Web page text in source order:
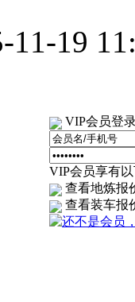
11-19
VIP会员登
VIP会员享有
查看地炼报
查看装车报